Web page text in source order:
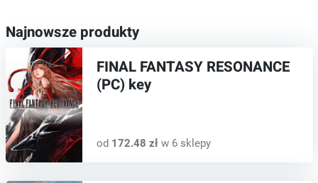
Najnowsze produkty
FINAL FANTASY RESONANCE
(PC) key
od 172.48 złw 6 sklepy